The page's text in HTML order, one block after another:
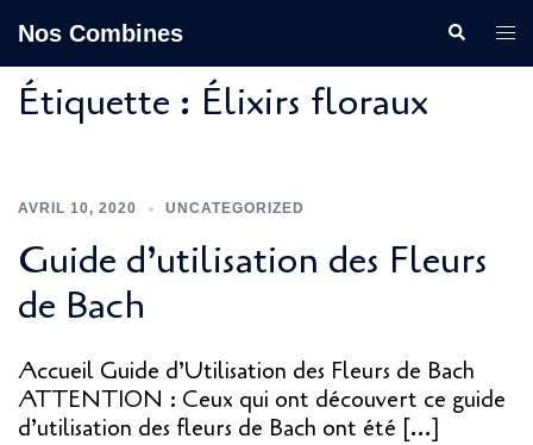
au
contenu
Nos Combines
le
Étiquette : Élixirs floraux
AVRIL 10, 2020 UNCATEGORIZED
Guide d’utilisation des Fleurs
de Bach
Accueil Guide d’Utilisation des Fleurs de Bach
ATTENTION : Ceux qui ont découvert ce guide
d’utilisation des fleurs de Bach ont été […]